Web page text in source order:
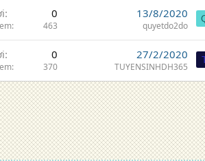
0
463
13/8/2020
quyetdo2do
0
370
27/2/2020
TUYENSINHDH365